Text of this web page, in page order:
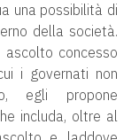
una possibilità di
della società.
concesso
i governati non
egli propone
includa, oltre al